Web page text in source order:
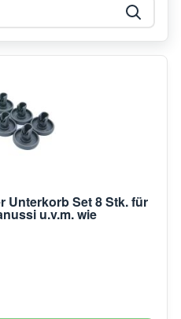
Unterkorb Set 8 Stk. für
u.v.m. wie